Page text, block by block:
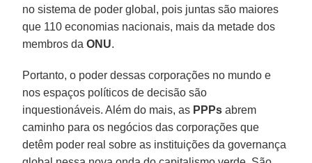
no sistema de poder global, pois juntas são maiores
que 110 economias nacionais, mais da metade dos
membros daONU.
Portanto, o poder dessas corporações no mundo e
nos espaços políticos de decisão são
inquestionáveis. Além do mais, as PPPs abrem
caminho para os negócios das corporações que
detêm poder real sobre as instituições da governança